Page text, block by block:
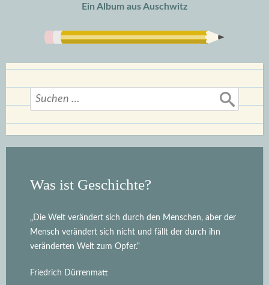
Ein Album aus Auschwitz
Suchen
nach:
Was ist Geschichte?
„Die Welt verändert sich durch den Menschen, aber der
Mensch verändert sich nicht und fällt der durch ihn
veränderten Welt zum Opfer.“
Friedrich Dürrenmatt